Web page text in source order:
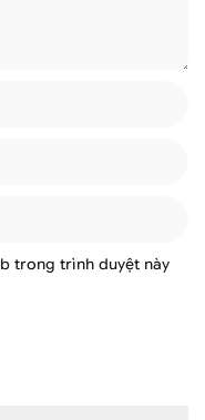
trong trình duyệt này